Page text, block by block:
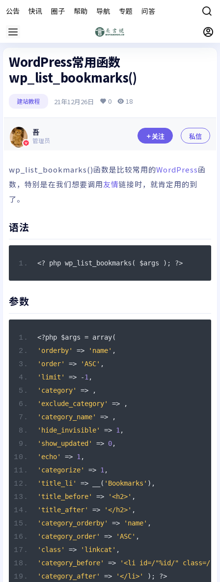
公告 快讯 圈子 帮助 导航 专题 问答
WordPress常用函数
wp_list_bookmarks()
建站教程 21年12月26日 0 18
吾
管理员 关注 私信
wp_list_bookmarks()函数是比较常用的WordPress函
数，特别是在我们想要调用友情链接时，就肯定用的到
了。
语法
<? php wp_list_bookmarks ( $args ); ?>
参数
<?php $args = array(
'orderby'
=> 'name' ,
'order'
=> 'ASC' ,
'limit'
=> -1 ,
'category'
=>
,
'exclude_category'
=>
,
'category_name'
=>
,
'hide_invisible'
=> 1 ,
'show_updated'
=> 0,
'echo'
=> 1 ,
'categorize'
=> 1 ,
'title_li'
=> __ ( 'Bookmarks' ),
'title_before'
=> '<h2>' ,
'title_after'
=> '</h2>' ,
'category_orderby'
=> 'name' ,
'category_order'
=> 'ASC' ,
'class'
=> 'linkcat' ,
'category_before'
=>
'<li id=/"%id/" class=/
'category_after'
=> '</li>' ); ?>